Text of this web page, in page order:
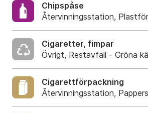
Chipspåse
Återvinningsstation,
Cigaretter, fimpar
Övrigt, Restavfall - Gröna
Cigarettförpackning
Återvinningsstation,